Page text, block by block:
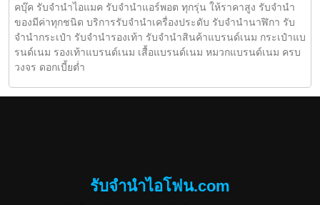
คบุ๊ค รับจำนำไอแมค รับจำนำแอร์พอต ทุกรุ่น ให้ราคาสูง รับจำนำ
ของมีค่าทุกชนิด บริการรับจำนำเครื่องประดับ รับจำนำนาฬิกา รับ
จำนำกระเป๋า รับจำนำรองเท้า รับจำนำสินค้าแบรนด์เนม กระเป๋าแบ
รนด์เนม รองเท้าแบรนด์เนม เสื้อแบรนด์เนม หมวกแบรนด์เนม ครบ
วงจร ดอกเบี้ยต่ำ
รับจำนำไอโฟน.com